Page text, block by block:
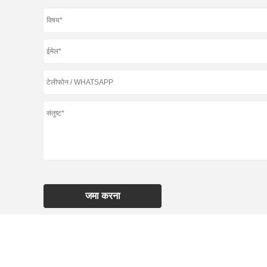
जमा करना
अस्वीकार करना